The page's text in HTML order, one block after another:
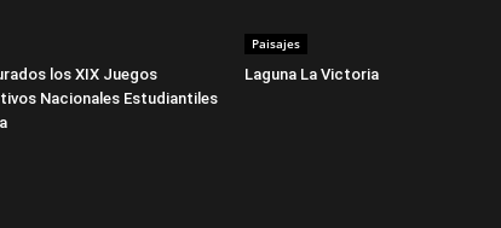
los XIX Juegos
Nacionales Estudiantiles
Paisajes
Laguna La Victoria